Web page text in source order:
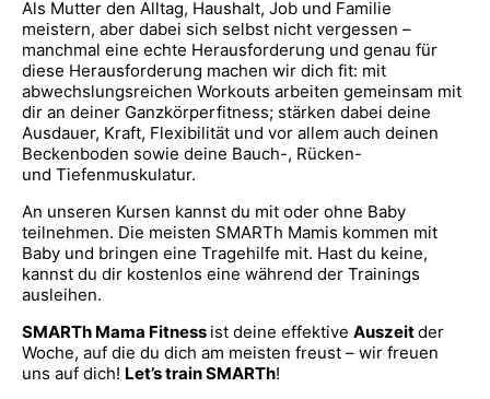
Als Mutter den Alltag, Haushalt, Job und Familie
meistern, aber dabei sich selbst nicht vergessen –
manchmal eine echte Herausforderung und genau für
diese Herausforderung machen wir dich fit: mit
abwechslungsreichen Workouts arbeiten gemeinsam mit
dir an deiner Ganzkörperfitness; stärken dabei deine
Ausdauer, Kraft, Flexibilität und vor allem auch deinen
Beckenboden sowie deine Bauch-, Rücken-
und Tiefenmuskulatur.
An unseren Kursen kannst du mit oder ohne Baby
teilnehmen. Die meisten SMARTh Mamis kommen mit
Baby und bringen eine Tragehilfe mit. Hast du keine,
kannst du dir kostenlos eine während der Trainings
ausleihen.
SMARTh Mama Fitness ist deine effektive Auszeitder
Woche, auf die du dich am meisten freust – wir freuen
uns auf dich! Let’s train SMARTh!